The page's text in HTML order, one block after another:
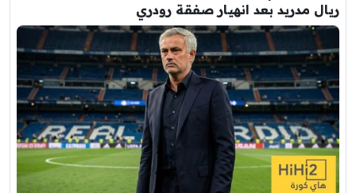
ريال مدريد بعد انهيار صفقة رودري